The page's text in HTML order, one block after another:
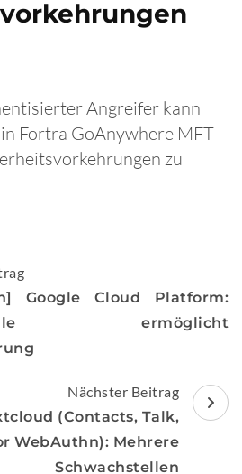
Angreifer kann
Fortra GoAnywhere MFT
zu
Google Cloud Platform:
ermöglicht
Nächster Beitrag
(Contacts, Talk,
WebAuthn): Mehrere
Schwachstellen